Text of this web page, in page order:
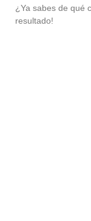
¿Ya sabes de qué
resultado!